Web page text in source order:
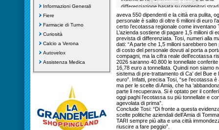
Informazioni Generali
Fiere
Farmacie di Turno
Curiosità
Calcio a Verona
Autovelox
Assistenza Medica
aveva 550 dipendenti e la città era pulita,
personale è salito di oltre 6 milioni di euro
certo l’ecotassa regionale come inventano
L’azienda sostiene di pagare 1,5 milioni di
prevista di differenziata. Tosi, numeri alla
dati: “A parte che 1,5 milioni sarebbero
di costo del personale dovuti al porta a
compagni, ma la cifra reale dell’ecotassa
2026 saranno 40.800 le tonnellate
16,78 euro a tonnellata. Quindi non siamo
sistema di pre-trattamento di Ca’ del Bue
euro”. Infatti, precisa Tosi, “se l’ecotassa
ma per le scelte di Amia, che ha
parte li recuperava. Si è optato per il
oggi paghi l’ecotassa su più tonnellate e
agevolata di prima”.
Conclude Tosi: “Di fronte a questa
scelte politiche aziendali dell’Amia di
TARI sempre più alta e una città
riuscire a fare peggio”.